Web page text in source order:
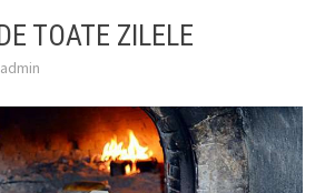
TOATE ZILELE
admin